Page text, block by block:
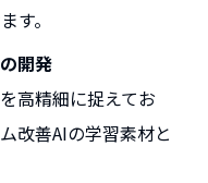
す。
開発
高精細に捉えてお
改善AIの学習素材と